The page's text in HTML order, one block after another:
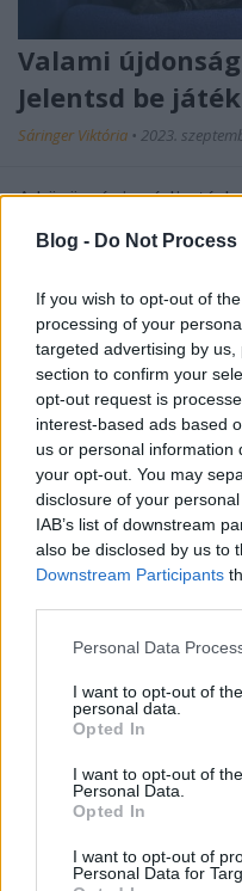
Blog - Do Not
If you wish to opt-out of
processing of your
targeted advertising by
section to confirm your
opt-out request is
interest-based ads based
us or personal information
your opt-out. You may
disclosure of your
IAB’s list of downstream
also be disclosed by us to
Downstream Participants
Please note that this
not limited to your visit or
grant or deny consent to
use your data for below
consent section.
Personal Data
I want to opt-out of
personal data.
Opted In
I want to opt-out of
Personal Data.
Opted In
I want to opt-out of
Personal Data for
Valami
Jelentsd be
Sáringer Viktória • 2023.
A közösségi média
rendelkezésünkre,
Nem csupán a
akkor a lehetőségek
márkák életében
marketingesek